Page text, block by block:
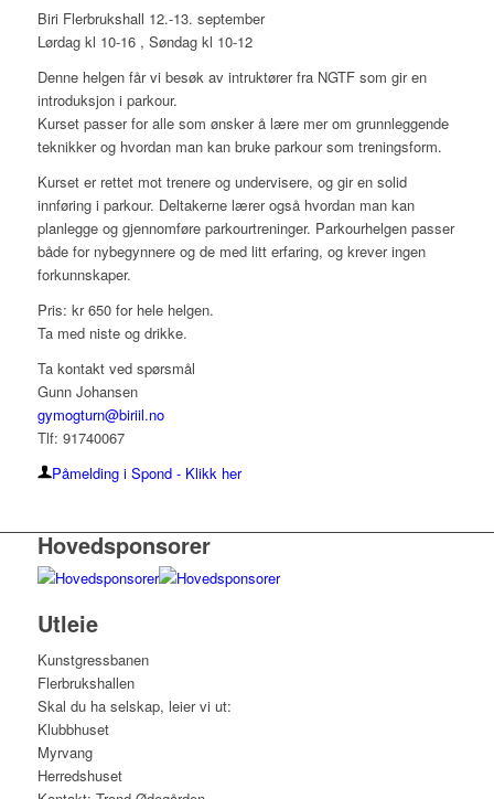
Biri Flerbrukshall 12.-13. september
Lørdag kl 10-16 , Søndag kl 10-12
Denne helgen får vi besøk av intruktører fra NGTF som gir en
introduksjon i parkour.
Kurset passer for alle som ønsker å lære mer om grunnleggende
teknikker og hvordan man kan bruke parkour som treningsform.
Kurset er rettet mot trenere og undervisere, og gir en solid
innføring i parkour. Deltakerne lærer også hvordan man kan
planlegge og gjennomføre parkourtreninger. Parkourhelgen passer
både for nybegynnere og de med litt erfaring, og krever ingen
forkunnskaper.
Pris: kr 650 for hele helgen.
Ta med niste og drikke.
Ta kontakt ved spørsmål
Gunn Johansen
gymogturn@biriil.no
Tlf: 91740067
Påmelding i Spond - Klikk her
Hovedsponsorer
Utleie
Kunstgressbanen
Flerbrukshallen
Skal du ha selskap, leier vi ut:
Klubbhuset
Myrvang
Herredshuset